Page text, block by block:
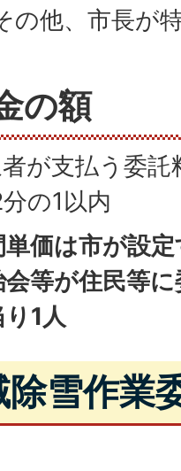
の他、市長が
の額
が支払う委
の1以内
単価は市が設
会等が住民等
り1人
除雪作業